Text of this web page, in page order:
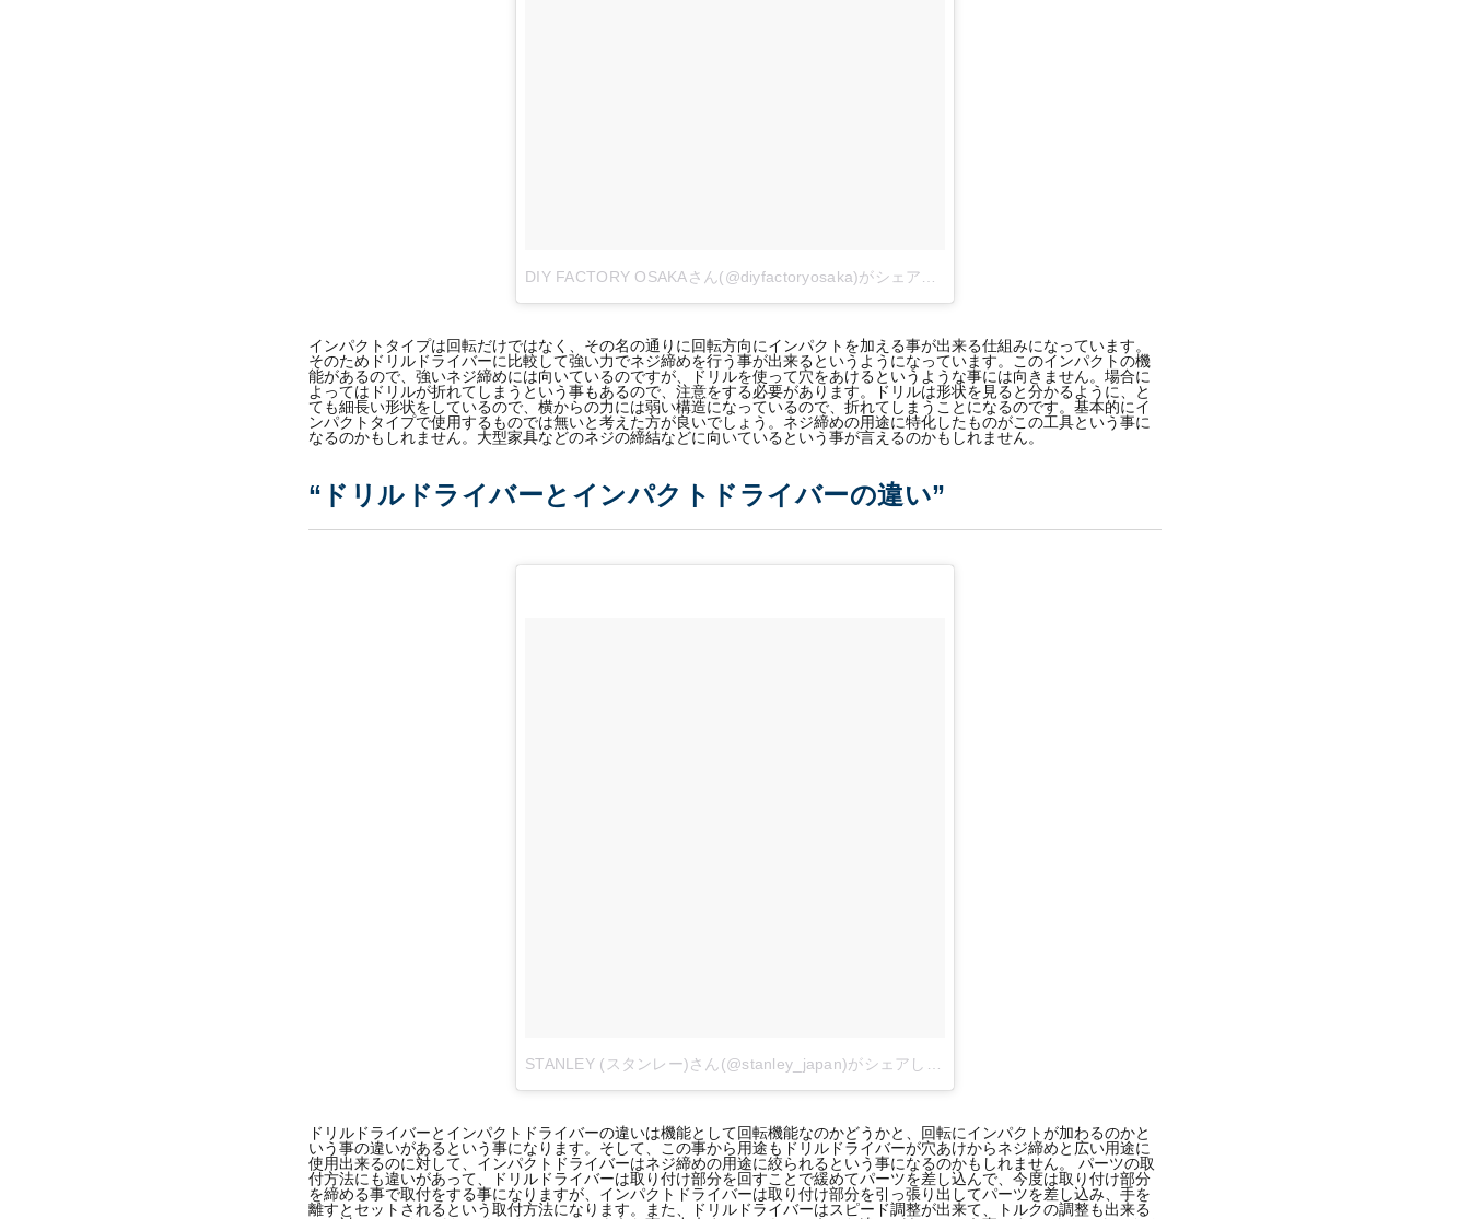
インパクトタイプは回転だけではなく、その名の通りに回転方向にインパクトを加える事が出来る仕組みになっています。
そのためドリルドライバーに比較して強い力でネジ締めを行う事が出来るというようになっています。このインパクトの機
能があるので、強いネジ締めには向いているのですが、ドリルを使って穴をあけるというような事には向きません。場合に
よってはドリルが折れてしまうという事もあるので、注意をする必要があります。ドリルは形状を見ると分かるように、と
ても細長い形状をしているので、横からの力には弱い構造になっているので、折れてしまうことになるのです。基本的にイ
ンパクトタイプで使用するものでは無いと考えた方が良いでしょう。ネジ締めの用途に特化したものがこの工具という事に
なるのかもしれません。大型家具などのネジの締結などに向いているという事が言えるのかもしれません。
“ドリルドライバーとインパクトドライバーの違い”
ドリルドライバーとインパクトドライバーの違いは機能として回転機能なのかどうかと、回転にインパクトが加わるのかと
いう事の違いがあるという事になります。そして、この事から用途もドリルドライバーが穴あけからネジ締めと広い用途に
使用出来るのに対して、インパクトドライバーはネジ締めの用途に絞られるという事になるのかもしれません。 パーツの取
付方法にも違いがあって、ドリルドライバーは取り付け部分を回すことで緩めてパーツを差し込んで、今度は取り付け部分
を締める事で取付をする事になりますが、インパクトドライバーは取り付け部分を引っ張り出してパーツを差し込み、手を
離すとセットされるという取付方法になります。また、ドリルドライバーはスピード調整が出来て、トルクの調整も出来る